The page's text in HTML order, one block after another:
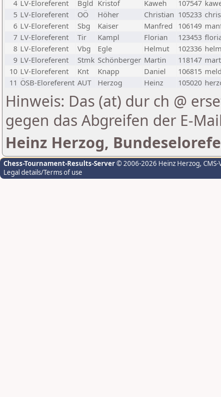
4 LV-Eloreferent Bgld Kristof Kaweh 107547
5 LV-Eloreferent OÖ Höher Christian 105233
6 LV-Eloreferent Sbg Kaiser Manfred 106149
7 LV-Eloreferent Tir Kampl Florian 123453
8 LV-Eloreferent Vbg Egle Helmut 102336
9 LV-Eloreferent Stmk Schönberger Martin 118147
10 LV-Eloreferent Knt Knapp Daniel 106815
11 ÖSB-Eloreferent AUT Herzog Heinz 105020
Hinweis: Das (at) dur ch @
gegen das Abgreifen der E-
Heinz Herzog,
Chess-Tournament-Results-Server© 2006-2026 Heinz Herzog,
Legal details/Terms of use